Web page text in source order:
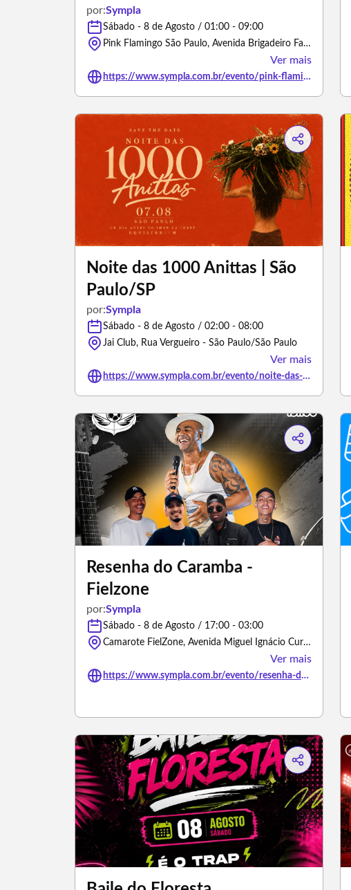
por:Sympla
Sábado - 8 de Agosto / 01:00 - 09:00
Pink Flamingo São Paulo, Avenida Brigadeiro Faria Lima - São Paulo/São Paulo
Ver mais
https://www.sympla.com.br/evento/pink-flamingo-sao-paulo-treta-festa-totalmente-equilibrada-sexta-07-de-agosto-22h/3450135
Noite das 1000 Anittas | São
Paulo/SP
por:Sympla
Sábado - 8 de Agosto / 02:00 - 08:00
Jai Club, Rua Vergueiro - São Paulo/São Paulo
Ver mais
https://www.sympla.com.br/evento/noite-das-1000-anittas-sao-paulo-sp/3459705
Resenha do Caramba -
Fielzone
por:Sympla
Sábado - 8 de Agosto / 17:00 - 03:00
Camarote FielZone, Avenida Miguel Ignácio Curi - São Paulo/São Paulo
Ver mais
https://www.sympla.com.br/evento/resenha-do-caramba-fielzone/3481580